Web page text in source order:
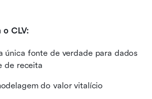
CLV:
única fonte de verdade para dados
de receita
do valor vitalício